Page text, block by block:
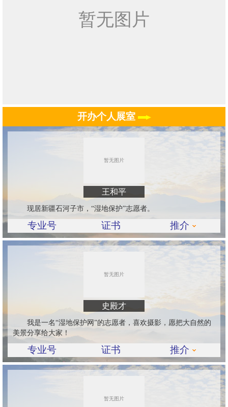
开办个人展室
王和平
现居新疆石河子市，“湿地保护”志愿者。
专业号 证书 推介
史殿才
我是一名“湿地保护网”的志愿者，喜欢摄影，愿把大自然的
美景分享给大家！
专业号 证书 推介